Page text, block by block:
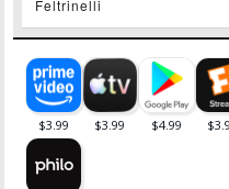
Feltrinelli